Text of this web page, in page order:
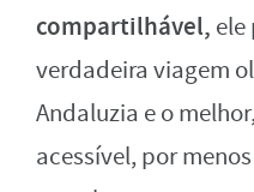
compartilhável, ele
verdadeira viagem
Andaluzia e o
acessível, por